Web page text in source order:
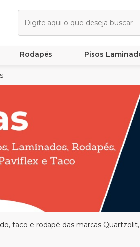
Rodapés Pisos
taco e rodapé das marcas